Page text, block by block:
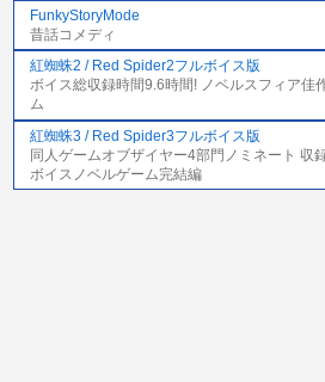
FunkyStoryMode
昔話コメディ
紅蜘蛛2 / Red Spider2フルボイス版
ボイス総収録時間9.6時間! ノベルスフィア佳
ム
紅蜘蛛3 / Red Spider3フルボイス版
同人ゲームオブザイヤー4部門ノミネート 収
ボイスノベルゲーム完結編